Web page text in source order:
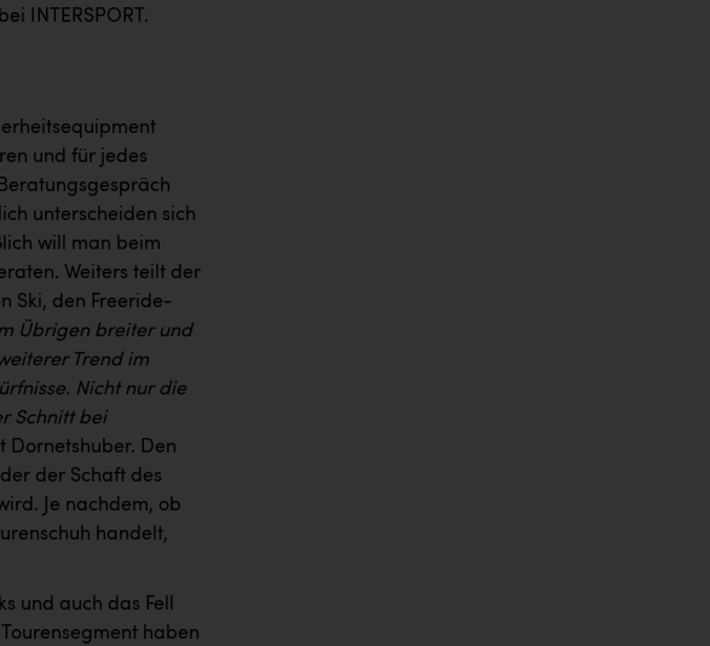
INTERSPORT.
und für jedes
unterscheiden sich
will man beim
Weiters teilt der
Ski, den Freeride-
Übrigen breiter und
Trend im
Nicht nur die
Schnitt bei
Dornetshuber. Den
der Schaft des
Je nachdem, ob
handelt,
und auch das Fell
haben